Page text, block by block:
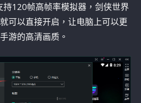
持120帧高帧率模拟器，剑侠世界
可以直接开启，让电脑上可以更
游的高清画质。